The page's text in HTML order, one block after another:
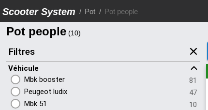
Scooter System Pot Pot people
Pot people
Filtres
Véhicule
Mbk booster
81
Peugeot ludix
47
Mbk 51
10